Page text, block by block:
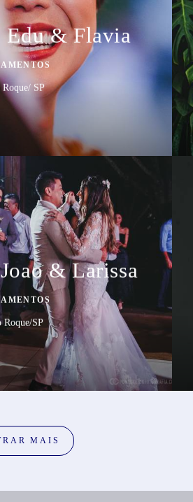
Edu & Flavia
Roque/ SP
& Larissa
Roque/SP
MAIS